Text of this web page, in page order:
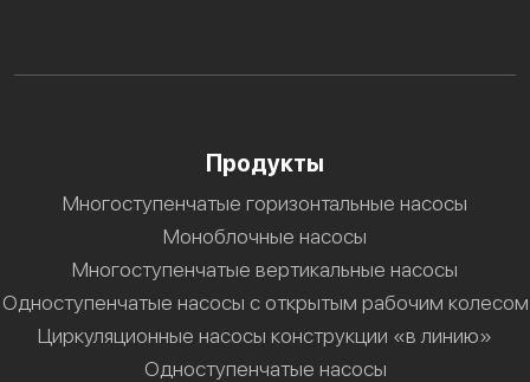
Продукты
Многоступенчатые горизонтальные насосы
Моноблочные насосы
Многоступенчатые вертикальные насосы
Одноступенчатые насосы с открытым рабочим колесом
Циркуляционные насосы конструкции «в линию»
Одноступенчатые насосы